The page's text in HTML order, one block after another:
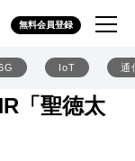
無料会員登録
IoT 通
「聖徳太